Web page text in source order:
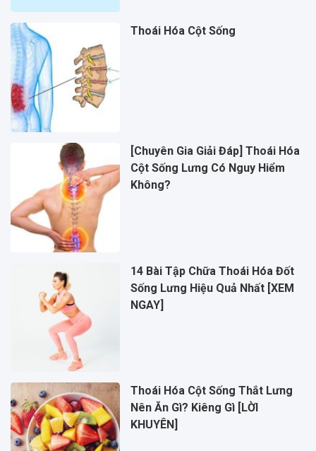
Thoái Hóa Cột Sống
[Chuyên Gia Giải Đáp] Thoái Hóa
Cột Sống Lưng Có Nguy Hiểm
Không?
14 Bài Tập Chữa Thoái Hóa Đốt
Sống Lưng Hiệu Quả Nhất [XEM
NGAY]
Thoái Hóa Cột Sống Thắt Lưng
Nên Ăn Gì? Kiêng Gì [LỜI
KHUYÊN]